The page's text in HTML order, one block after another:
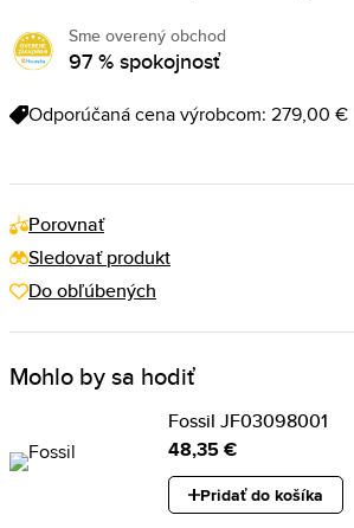
Sme overený obchod
97 % spokojnosť
Odporúčaná cena výrobcom: 279,00 €
Porovnať
Sledovať produkt
Do obľúbených
Mohlo by sa hodiť
Fossil JF03098001
48,35 €
Pridať do košíka